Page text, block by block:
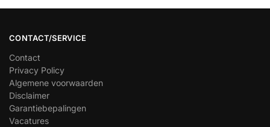
CONTACT/SERVICE
Contact
Privacy Policy
Algemene voorwaarden
Disclaimer
Garantiebepalingen
Vacatures